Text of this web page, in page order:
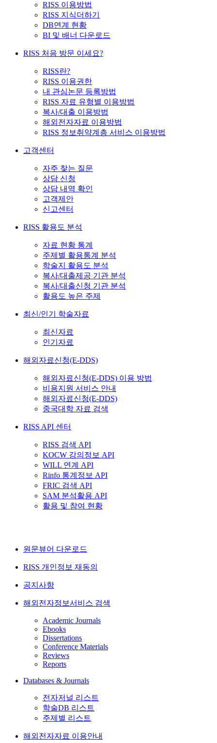
RISS 이용방법
RISS 지식더하기
DB연계 현황
BI 및 배너 다운로드
RISS 처음 방문 이세요?
RISS란?
RISS 이용권한
내 관심논문 등록방법
RISS 자료 유형별 이용방법
복사/대출 이용방법
해외전자자료 이용방법
RISS 정보취약계층 서비스 이용방법
고객센터
자주 찾는 질문
상담 신청
상담 내역 확인
고객제안
신고센터
RISS 활용도 분석
자료 현황 통계
주제별 활용통계 분석
학술지 활용도 분석
복사/대출제공 기관 분석
복사/대출신청 기관 분석
활용도 높은 주제
최신/인기 학술자료
최신자료
인기자료
해외자료신청(E-DDS)
해외자료신청(E-DDS) 이용 방법
비용지원 서비스 안내
해외자료신청(E-DDS)
중국대학 자료 검색
RISS API 센터
RISS 검색 API
KOCW 강의정보 API
WILL 연계 API
Rinfo 통계정보 API
FRIC 검색 API
SAM 분석활용 API
활용 및 참여 현황
원문뷰어 다운로드
RISS 개인정보 재동의
공지사항
해외전자정보서비스 검색
Academic Journals
Ebooks
Dissertations
Conference Materials
Reviews
Reports
Databases & Journals
전자저널 리스트
학술DB 리스트
주제별 리스트
해외전자자료 이용안내